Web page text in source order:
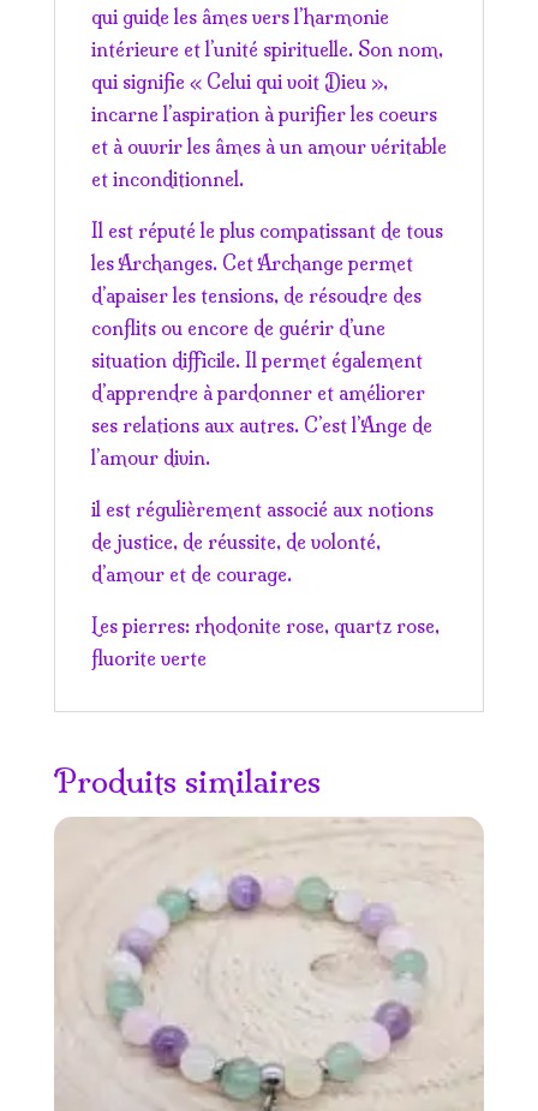
qui guide les âmes vers l’harmonie
intérieure et l’unité spirituelle. Son nom,
qui signifie « Celui qui voit Dieu »,
incarne l’aspiration à purifier les coeurs
et à ouvrir les âmes à un amour véritable
et inconditionnel.
Il est réputé le plus compatissant de tous
les Archanges. Cet Archange permet
d’apaiser les tensions, de résoudre des
conflits ou encore de guérir d’une
situation difficile. Il permet également
d’apprendre à pardonner et améliorer
ses relations aux autres. C’est l’Ange de
l’amour divin.
il est régulièrement associé aux notions
de justice, de réussite, de volonté,
d’amour et de courage.
Les pierres: rhodonite rose, quartz rose,
fluorite verte
Produits similaires